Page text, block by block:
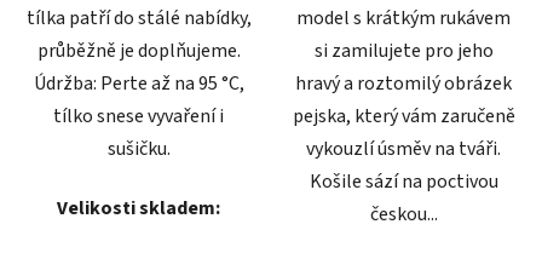
tílka patří do stálé nabídky,
průběžně je doplňujeme.
Údržba: Perte až na 95 °C,
tílko snese vyvaření i
sušičku.
Velikosti skladem:
model s krátkým rukávem
si zamilujete pro jeho
hravý a roztomilý obrázek
pejska, který vám zaručeně
vykouzlí úsměv na tváři.
Košile sází na poctivou
českou...